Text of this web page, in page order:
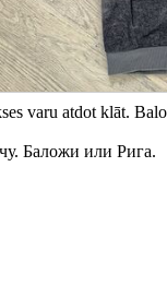
varu atdot klāt.
Баложи или Рига.